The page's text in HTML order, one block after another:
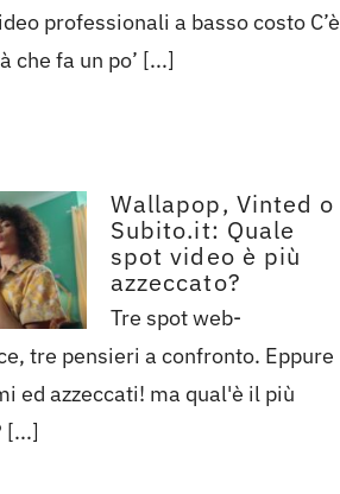
professionali a basso costo C’è
che fa un po’ [...]
Wallapop, Vinted o
Subito.it: Quale
spot video è più
azzeccato?
Tre spot web-
tre pensieri a confronto. Eppure
ed azzeccati! ma qual'è il più
[...]